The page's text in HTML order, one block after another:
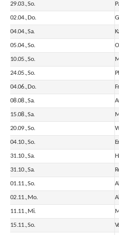
29.03., So.
02.04., Do.
04.04., Sa.
05.04., So.
10.05., So.
24.05., So.
04.06., Do.
08.08., Sa.
15.08., Sa.
20.09., So.
04.10., So.
31.10., Sa.
31.10., Sa.
01.11., So.
02.11., Mo.
11.11., Mi.
15.11., So.